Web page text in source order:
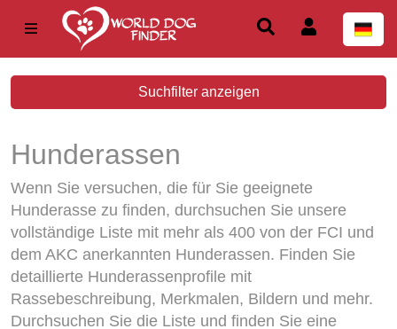
Suchfilter anzeigen
Hunderassen
Wenn Sie versuchen, die für Sie geeignete
Hunderasse zu finden, durchsuchen Sie unsere
vollständige Liste mit mehr als 400 von der FCI und
dem AKC anerkannten Hunderassen. Finden Sie
detaillierte Hunderassenprofile mit
Rassebeschreibung, Merkmalen, Bildern und mehr.
Durchsuchen Sie die Liste und finden Sie eine